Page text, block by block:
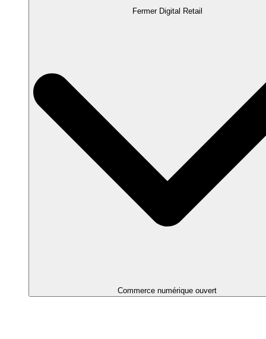
Fermer Digital Retail
Commerce numérique ouvert